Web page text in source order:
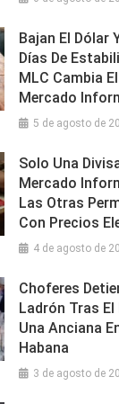
Bajan El Dólar
Días De
MLC Cambia
Mercado
5 de agosto de
Solo Una
Mercado
Las Otras
Con Precios
4 de agosto de
Choferes
Ladrón Tras El
Una Anciana
Habana
3 de agosto de